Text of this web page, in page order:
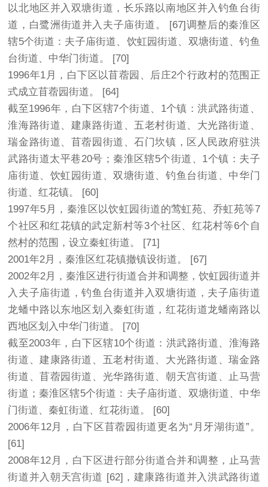
以北地区并入双塘街道，长乐路以南地区并入钓鱼台街
道，白鹭洲街道并入夫子庙街道。 [67]调整后的秦淮区
辖5个街道：夫子庙街道、饮虹园街道、双塘街道、钓鱼
台街道、中华门街道。 [70]
1996年1月，白下区以苜蓿园、后庄2个行政村的范围正
式成立苜蓿园街道。 [64]
截至1996年，白下区辖7个街道、1个镇：洪武路街道、
淮海路街道、建康路街道、五老村街道、大光路街道、
瑞金路街道、苜蓿园街道、石门坎镇，区人民政府驻洪
武路街道太平巷20号；秦淮区辖5个街道、1个镇：夫子
庙街道、饮虹园街道、双塘街道、钓鱼台街道、中华门
街道、红花镇。 [60]
1997年5月，秦淮区以饮虹园街道的莺虹苑、乔虹苑等7
个社区和红花镇的武定新村等3个社区、红花村等6个自
然村的范围，设立秦虹街道。 [71]
2001年2月，秦淮区红花镇撤镇设街道。 [67]
2002年2月，秦淮区进行街道合并和调整，饮虹园街道并
入夫子庙街道，钓鱼台街道并入双塘街道，夫子庙街道
龙蟠中路以东地区划入秦虹街道，红花街道龙蟠南路以
西地区划入中华门街道。 [70]
截至2003年，白下区辖10个街道：洪武路街道、淮海路
街道、建康路街道、五老村街道、大光路街道、瑞金路
街道、苜蓿园街道、光华路街道、朝天宫街道、止马营
街道；秦淮区辖5个街道：夫子庙街道、双塘街道、中华
门街道、秦虹街道、红花街道。 [60]
2006年12月，白下区苜蓿园街道更名为“月牙湖街道”。
[61]
2008年12月，白下区进行部分街道合并和调整，止马营
街道并入朝天宫街道 [62]，建康路街道并入洪武路街道